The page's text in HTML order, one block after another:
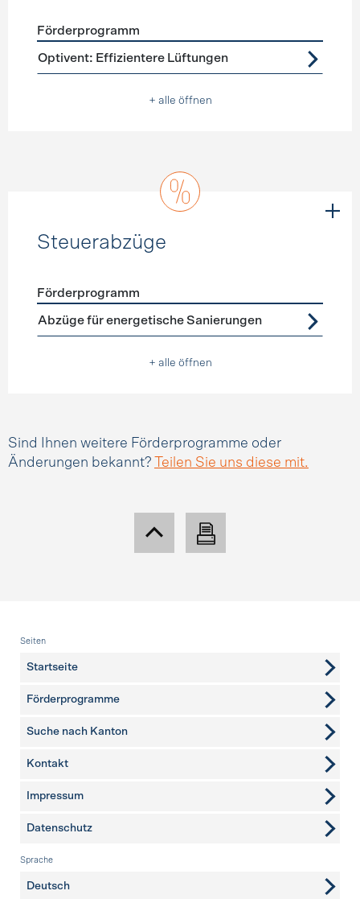
Förderprogramme Lüftung
Förderprogramm
Optivent: Effizientere Lüftungen
+ alle öffnen
Steuerabzüge
Förderprogramme Steuerabzüge
Förderprogramm
Abzüge für energetische Sanierungen
+ alle öffnen
Sind Ihnen weitere Förderprogramme oder
Änderungen bekannt?
Teilen Sie uns diese mit.
Fusszeile
Seiten
Startseite
Förderprogramme
Suche nach Kanton
weitere Seiten
Kontakt
Impressum
Datenschutz
Sprache
Deutsch